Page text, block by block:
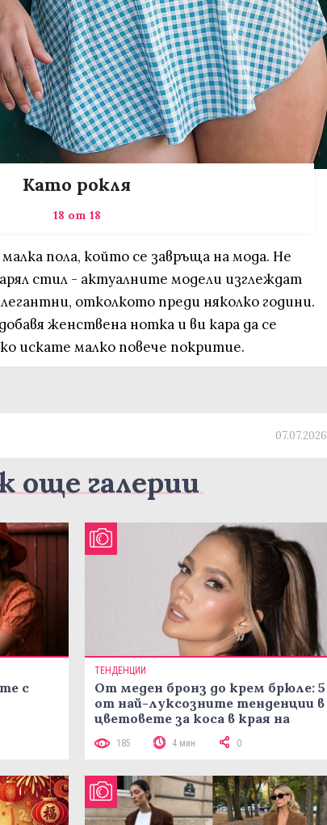
Като рокля
18 от 18
пола, който се завръща на мода. Не
стил - актуалните модели изглеждат
отколкото преди няколко години.
женствена нотка и ви кара да се
искате малко повече покритие.
07.07.2026
още галерии
с
ТЕНДЕНЦИИ
От меден бронз до крем брюле: 5
от най-луксозните тенденции в
цветовете за коса в края на
185 4 мин 0